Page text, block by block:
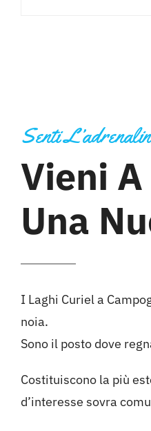
Senti
Vieni
Una
I Laghi Curiel a
noia.
Sono il posto dove
Costituiscono la più
d’interesse sovra